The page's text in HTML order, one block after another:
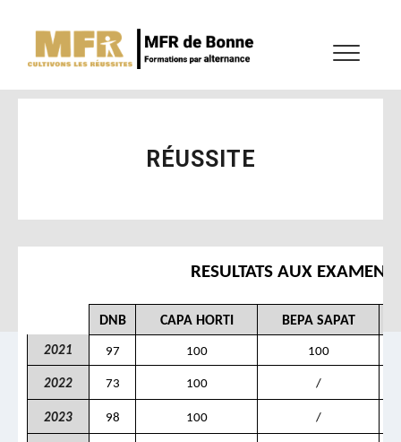
RÉUSSITE
RESULTATS AUX
DNB CAPA HORTI BEPA SAPAT
2021 97 100 100
2022 73 100 /
2023 98 100 /